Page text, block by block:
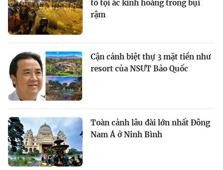
tố tội ác kinh hoàng trong bụi
rậm
Cận cảnh biệt thự 3 mặt tiền như
resort của NSƯT Bảo Quốc
Toàn cảnh lâu đài lớn nhất Đông
Nam Á ở Ninh Bình